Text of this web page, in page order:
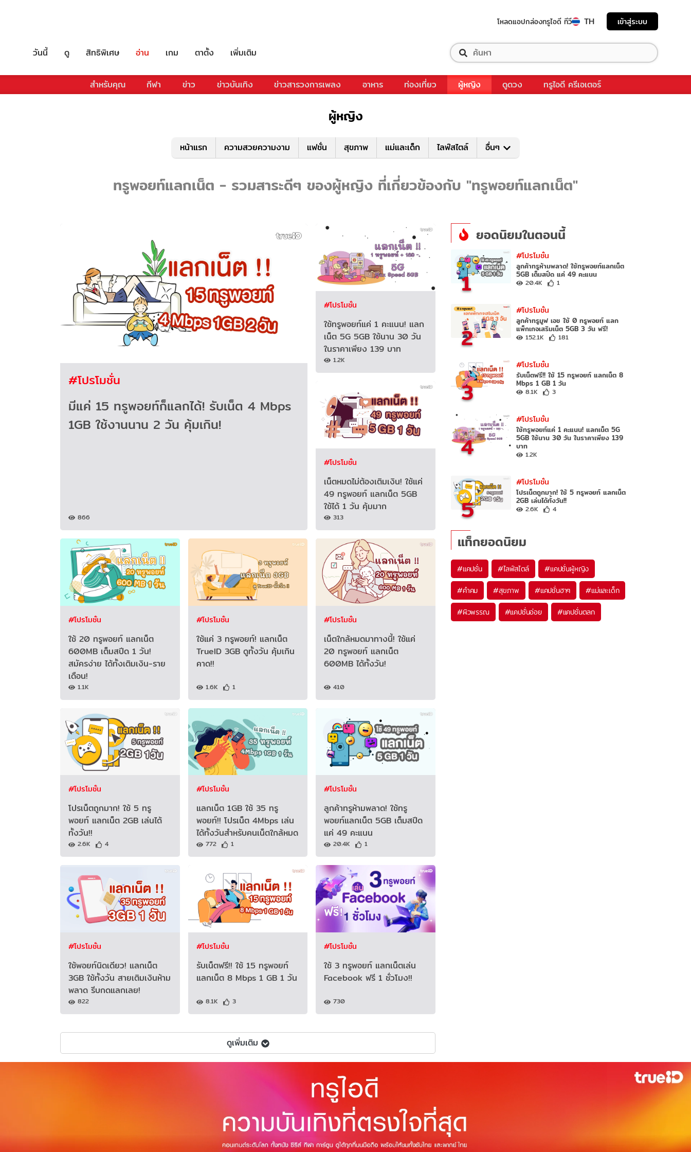
โหลดแอปกล่องทรูไอดี ทีวี TH เข้าสู่ระบบ
วันนี้ ดู สิทธิพิเศษ อ่าน เกม ตาตั้ง เพิ่มเติม
สำหรับคุณ กีฬา ข่าว ข่าวบันเทิง ข่าวสารวงการเพลง อาหาร ท่องเที่ยว ผู้หญิง ดูดวง ทรูไอดี ครีเอเตอร์
ผู้หญิง
หน้าแรก ความสวยความงาม แฟชั่น สุขภาพ แม่และเด็ก ไลฟ์สไตล์ อื่นๆ
ทรูพอยท์แลกเน็ต - รวมสาระดีๆ ของผู้หญิง ที่เกี่ยวข้องกับ "ทรูพอยท์แลกเน็ต"
#โปรโมชั่น
มีแค่ 15 ทรูพอยท์ก็แลกได้! รับเน็ต 4 Mbps
1GB ใช้งานนาน 2 วัน คุ้มเกิน!
866
#โปรโมชั่น
ใช้ทรูพอยท์แค่ 1 คะแนน! แลก
เน็ต 5G 5GB ใช้นาน 30 วัน
ในราคาเพียง 139 บาท
1.2K
#โปรโมชั่น
เน็ตหมดไม่ต้องเติมเงิน! ใช้แค่
49 ทรูพอยท์ แลกเน็ต 5GB
ใช้ได้ 1 วัน คุ้มมาก
313
#โปรโมชั่น
ใช้ 20 ทรูพอยท์ แลกเน็ต
600MB เต็มสปีด 1 วัน!
สมัครง่าย ได้ทั้งเติมเงิน-ราย
เดือน!
1.1K
#โปรโมชั่น
ใช้แค่ 3 ทรูพอยท์! แลกเน็ต
TrueID 3GB ดูทั้งวัน คุ้มเกิน
คาด!!
1.6K 1
#โปรโมชั่น
เน็ตใกล้หมดมาทางนี้! ใช้แค่
20 ทรูพอยท์ แลกเน็ต
600MB ได้ทั้งวัน!
410
#โปรโมชั่น
โปรเน็ตถูกมาก! ใช้ 5 ทรู
พอยท์ แลกเน็ต 2GB เล่นได้
ทั้งวัน!!
2.6K 4
#โปรโมชั่น
แลกเน็ต 1GB ใช้ 35 ทรู
พอยท์!! โปรเน็ต 4Mbps เล่น
ได้ทั้งวันสำหรับคนเน็ตใกล้หมด
772 1
#โปรโมชั่น
ลูกค้าทรูห้ามพลาด! ใช้ทรู
พอยท์แลกเน็ต 5GB เต็มสปีด
แค่ 49 คะแนน
20.4K 1
#โปรโมชั่น
ใช้พอยท์นิดเดียว! แลกเน็ต
3GB ใช้ทั้งวัน สายเติมเงินห้าม
พลาด รีบกดแลกเลย!
822
#โปรโมชั่น
รับเน็ตฟรี!! ใช้ 15 ทรูพอยท์
แลกเน็ต 8 Mbps 1 GB 1 วัน
8.1K 3
#โปรโมชั่น
ใช้ 3 ทรูพอยท์ แลกเน็ตเล่น
Facebook ฟรี 1 ชั่วโมง!!
730
ดูเพิ่มเติม
ยอดนิยมในตอนนี้
1
#โปรโมชั่น
ลูกค้าทรูห้ามพลาด! ใช้ทรูพอยท์แลกเน็ต
5GB เต็มสปีด แค่ 49 คะแนน
20.4K 1
2
#โปรโมชั่น
ลูกค้าทรูมูฟ เอช ใช้ 0 ทรูพอยท์ แลก
แพ็กเกจเสริมเน็ต 5GB 3 วัน ฟรี!
152.1K 181
3
#โปรโมชั่น
รับเน็ตฟรี!! ใช้ 15 ทรูพอยท์ แลกเน็ต 8
Mbps 1 GB 1 วัน
8.1K 3
4
#โปรโมชั่น
ใช้ทรูพอยท์แค่ 1 คะแนน! แลกเน็ต 5G
5GB ใช้นาน 30 วัน ในราคาเพียง 139
บาท
1.2K
5
#โปรโมชั่น
โปรเน็ตถูกมาก! ใช้ 5 ทรูพอยท์ แลกเน็ต
2GB เล่นได้ทั้งวัน!!
2.6K 4
แท็กยอดนิยม
#แคปชั่น #ไลฟ์สไตล์ #แคปชั่นผู้หญิง
#คำคม #สุขภาพ #แคปชั่นฮาๆ #แม่และเด็ก
#ผิวพรรณ #แคปชั่นอ่อย #แคปชั่นตลก